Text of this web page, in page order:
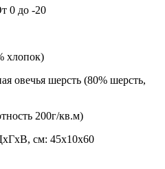
0 до -20
хлопок)
овечья шерсть (80% шерсть,
200г/кв.м)
см: 45х10х60